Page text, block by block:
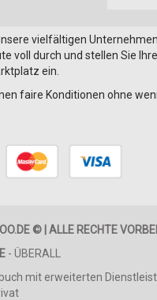
vielfältigen
voll durch und stellen Sie
ein.
faire Konditionen ohne
© | ALLE RECHTE
- ÜBERALL
mit erweiterten